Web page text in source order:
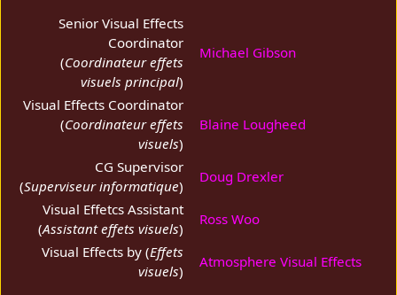
Senior Visual Effects
Coordinator
(Coordinateur effets
visuels principal)
Michael Gibson
Visual Effects Coordinator
(Coordinateur effets
visuels)
Blaine Lougheed
CG Supervisor
(Superviseur informatique)
Doug Drexler
Visual Effetcs Assistant
(Assistant effets visuels)
Ross Woo
Visual Effects by (Effets
visuels)
Atmosphere Visual Effects